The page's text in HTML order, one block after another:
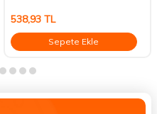
538,93TL
Sepete Ekle